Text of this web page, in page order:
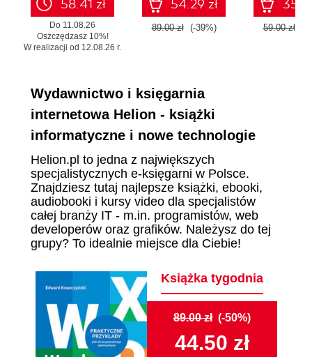
58.41 zł
Do 11.08.26
Oszczędzasz 10%!
W realizacji od 12.08.26 r.
54.29 zł
89.00 zł (-39%) 59.00 zł
Wydawnictwo i księgarnia
internetowa Helion - książki
informatyczne i nowe technologie
Helion.pl to jedna z największych
specjalistycznych e-księgarni w Polsce.
Znajdziesz tutaj najlepsze książki, ebooki,
audiobooki i kursy video dla specjalistów
całej branży IT - m.in. programistów, web
developerów oraz grafików. Należysz do tej
grupy? To idealnie miejsce dla Ciebie!
Książka tygodnia
89.00 zł (-50%)
44.50 zł